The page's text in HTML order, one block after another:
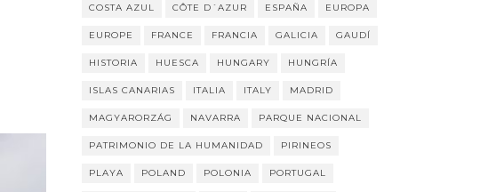
COSTA AZUL CÔTE D´AZUR ESPAÑA EUROPA
EUROPE FRANCE FRANCIA GALICIA GAUDÍ
HISTORIA HUESCA HUNGARY HUNGRÍA
ISLAS CANARIAS ITALIA ITALY MADRID
MAGYARORZÁG NAVARRA PARQUE NACIONAL
PATRIMONIO DE LA HUMANIDAD PIRINEOS
PLAYA POLAND POLONIA PORTUGAL